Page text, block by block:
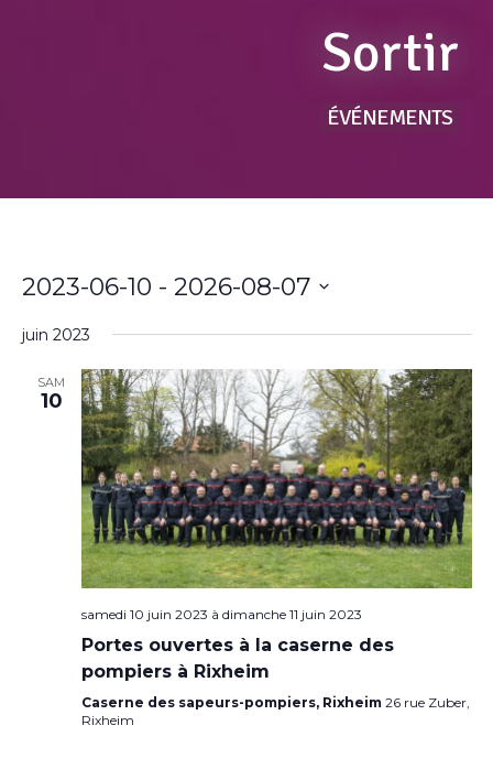
Sortir
ÉVÉNEMENTS
2023-06-10 - 2026-08-07
une
juin 2023
SAM
10
samedi 10 juin 2023 à dimanche 11 juin 2023
Portes ouvertes à la caserne des
pompiers à Rixheim
Caserne des sapeurs-pompiers, Rixheim 26 rue Zuber,
Rixheim